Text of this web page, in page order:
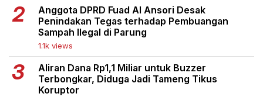
Anggota DPRD Fuad Al Ansori Desak
Penindakan Tegas terhadap Pembuangan
Sampah Ilegal di Parung
1.1k views
Aliran Dana Rp1,1 Miliar untuk Buzzer
Terbongkar, Diduga Jadi Tameng Tikus
Koruptor